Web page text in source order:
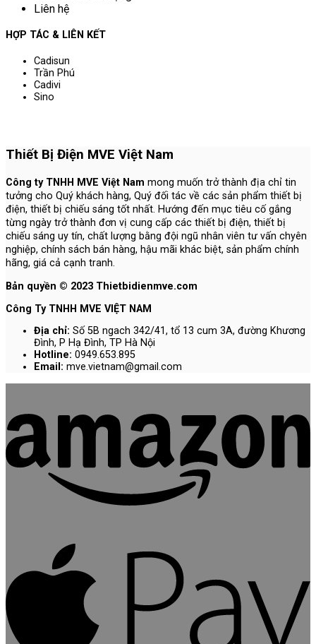
Liên hệ
HỢP TÁC & LIÊN KẾT
Cadisun
Trần Phú
Cadivi
Sino
Thiết Bị Điện MVE Việt Nam
Công ty TNHH MVE Việt Nam mong muốn trở thành địa chỉ tin
tưởng cho Quý khách hàng, Quý đối tác về các sản phẩm thiết bị
điện, thiết bị chiếu sáng tốt nhất. Hướng đến mục tiêu cố gắng
từng ngày trở thành đơn vị cung cấp các thiết bị điện, thiết bị
chiếu sáng uy tín, chất lượng bằng đội ngũ nhân viên tư vấn chyên
nghiệp, chính sách bán hàng, hậu mãi khác biệt, sản phẩm chính
hãng, giá cả cạnh tranh.
Bản quyền © 2023 Thietbidienmve.com
Công Ty TNHH MVE VIỆT NAM
Địa chỉ: Số 5B ngach 342/41, tổ 13 cum 3A, đường Khương
Đình, P Hạ Đình, TP Hà Nội
Hotline: 0949.653.895
Email: mve.vietnam@gmail.com